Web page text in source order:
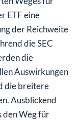
ETF eine
der Reichweite
die SEC
die
Auswirkungen
die breitere
Ausblickend
den Weg für